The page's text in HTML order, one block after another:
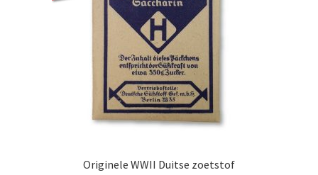
Originele WWII Duitse zoetstof